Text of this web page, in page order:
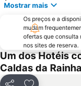
Museu da Fábrica de Cimento
Igreja Paroquial de
Praia Norte
Quinta Pedagógica
Porto das Barcas
Touril de Atouguia da
Mostrar mais
Os preços e a
mudam
ofertas que consulta
nos sites de reserva.
Um dos Hotéis
Caldas da Rainha